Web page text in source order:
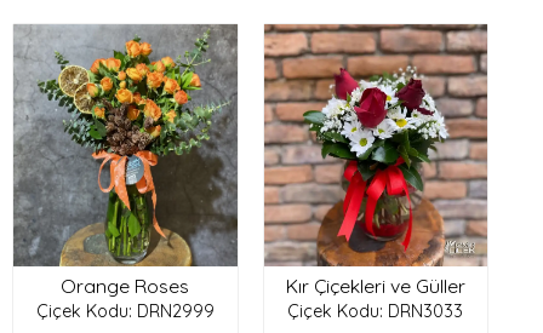
Orange Roses
Çiçek Kodu: DRN2999
Kır Çiçekleri ve Güller
Çiçek Kodu: DRN3033